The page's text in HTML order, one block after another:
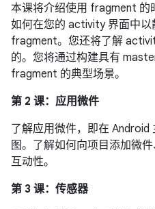
本课将介绍使用 fragment 的
如何在您的 activity 界面中
fragment。您还将了解
的。您将通过构建具有
fragment 的典型场景。
第 2 课：应用微件
了解应用微件，即在
图。了解如何向项目添加微
互动性。
第 3 课：传感器